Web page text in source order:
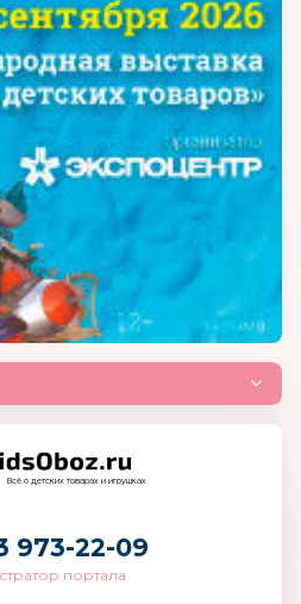
Всё о детских товарах и игрушках
973-22-09
портала